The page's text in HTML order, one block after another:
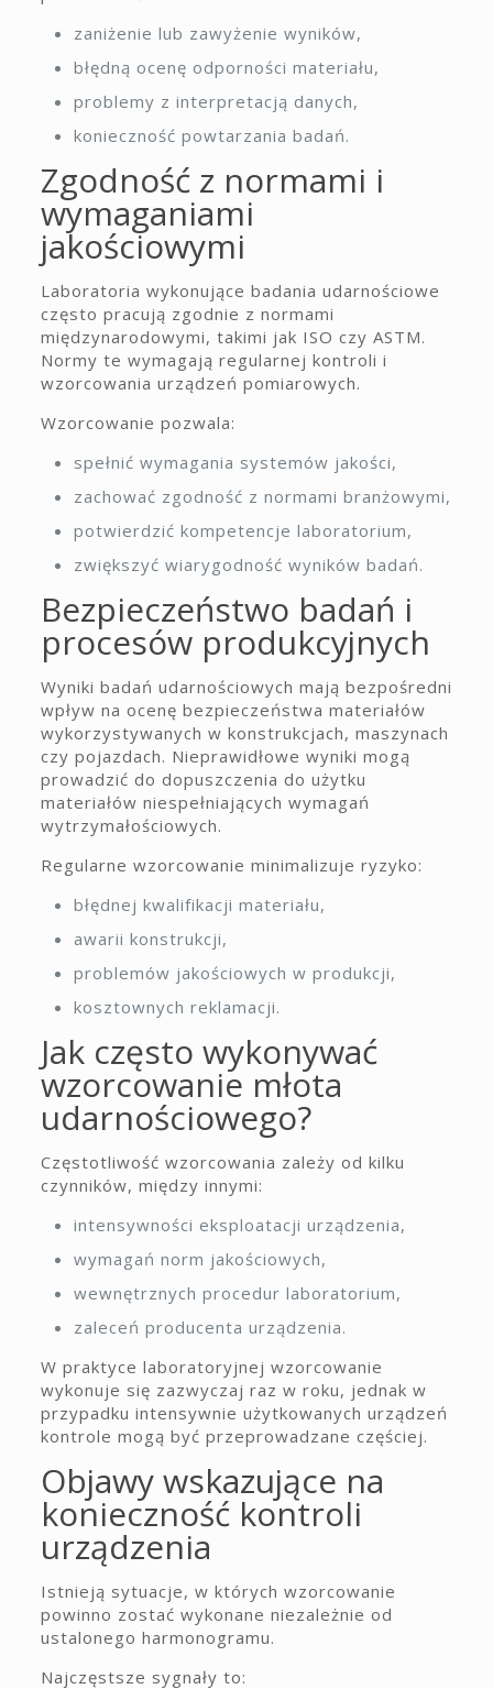
zaniżenie lub zawyżenie wyników,
błędną ocenę odporności materiału,
problemy z interpretacją danych,
konieczność powtarzania badań.
Zgodność z normami i
wymaganiami
jakościowymi
Laboratoria wykonujące badania udarnościowe
często pracują zgodnie z normami
międzynarodowymi, takimi jak ISO czy ASTM.
Normy te wymagają regularnej kontroli i
wzorcowania urządzeń pomiarowych.
Wzorcowanie pozwala:
spełnić wymagania systemów jakości,
zachować zgodność z normami branżowymi,
potwierdzić kompetencje laboratorium,
zwiększyć wiarygodność wyników badań.
Bezpieczeństwo badań i
procesów produkcyjnych
Wyniki badań udarnościowych mają bezpośredni
wpływ na ocenę bezpieczeństwa materiałów
wykorzystywanych w konstrukcjach, maszynach
czy pojazdach. Nieprawidłowe wyniki mogą
prowadzić do dopuszczenia do użytku
materiałów niespełniających wymagań
wytrzymałościowych.
Regularne wzorcowanie minimalizuje ryzyko:
błędnej kwalifikacji materiału,
awarii konstrukcji,
problemów jakościowych w produkcji,
kosztownych reklamacji.
Jak często wykonywać
wzorcowanie młota
udarnościowego?
Częstotliwość wzorcowania zależy od kilku
czynników, między innymi:
intensywności eksploatacji urządzenia,
wymagań norm jakościowych,
wewnętrznych procedur laboratorium,
zaleceń producenta urządzenia.
W praktyce laboratoryjnej wzorcowanie
wykonuje się zazwyczaj raz w roku, jednak w
przypadku intensywnie użytkowanych urządzeń
kontrole mogą być przeprowadzane częściej.
Objawy wskazujące na
konieczność kontroli
urządzenia
Istnieją sytuacje, w których wzorcowanie
powinno zostać wykonane niezależnie od
ustalonego harmonogramu.
Najczęstsze sygnały to: